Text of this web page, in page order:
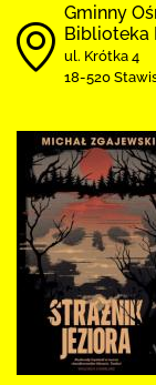
Gminny
Biblioteka
ul. Krótka 4
18-520